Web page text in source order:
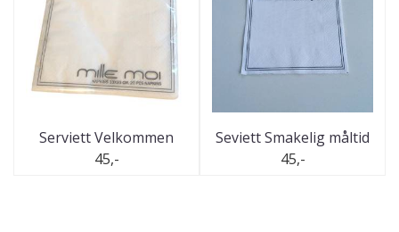
Serviett Velkommen
45,-
Seviett Smakelig måltid
45,-